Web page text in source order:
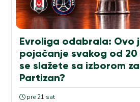
Evroliga odabrala: Ovo
pojačanje svakog od 20
se slažete sa izborom
Partizan?
pre 21 sat